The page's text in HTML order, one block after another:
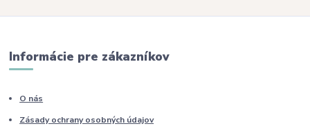
Informácie pre zákazníkov
O nás
Zásady ochrany osobných údajov